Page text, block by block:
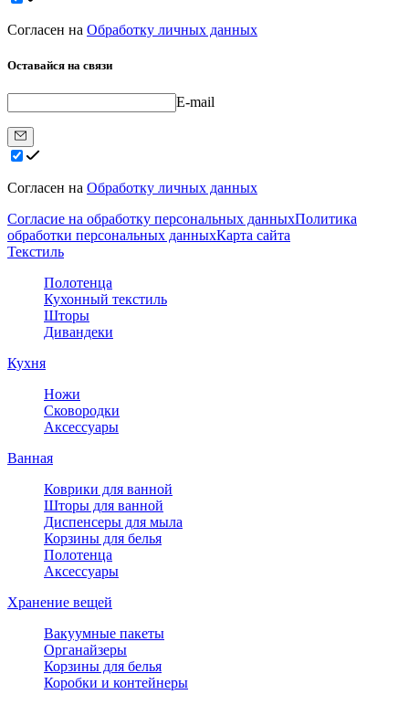
Согласен на Обработку личных данных
Оставайся на связи
E-mail
Согласен на Обработку личных данных
Согласие на обработку персональных данныхПолитика
обработки персональных данныхКарта сайта
Текстиль
Полотенца
Кухонный текстиль
Шторы
Дивандеки
Кухня
Ножи
Сковородки
Аксессуары
Ванная
Коврики для ванной
Шторы для ванной
Диспенсеры для мыла
Корзины для белья
Полотенца
Аксессуары
Хранение вещей
Вакуумные пакеты
Органайзеры
Корзины для белья
Коробки и контейнеры